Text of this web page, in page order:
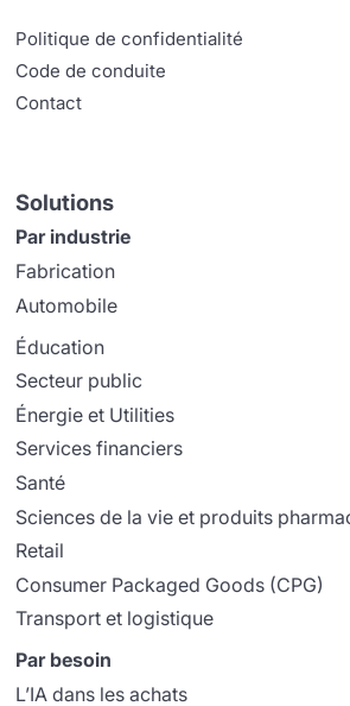
Politique de confidentialité
Code de conduite
Contact
Solutions
Par industrie
Fabrication
Automobile
Éducation
Secteur public
Énergie et Utilities
Services financiers
Santé
Sciences de la vie et produits
Retail
Consumer Packaged Goods (CPG)
Transport et logistique
Par besoin
L’IA dans les achats